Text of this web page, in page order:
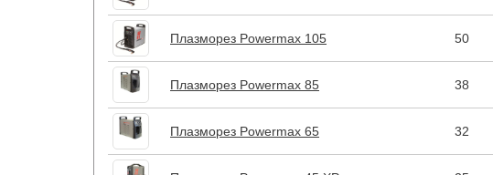
Плазморез Powermax 105 50
Плазморез Powermax 85 38
Плазморез Powermax 65 32